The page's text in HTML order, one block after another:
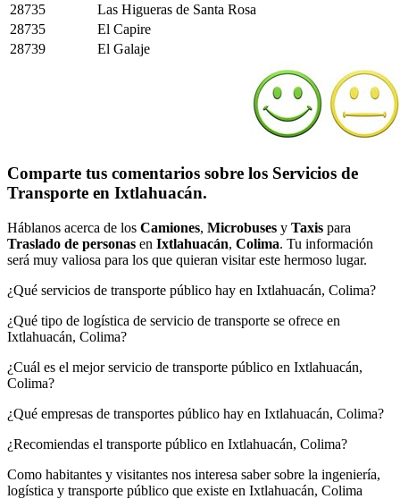
28735
Las Higueras de Santa Rosa
28735
El Capire
28739
El Galaje
Comparte tus comentarios sobre los Servicios de
Transporte en Ixtlahuacán.
Háblanos acerca de los Camiones, Microbuses y Taxis para
Traslado de personas en Ixtlahuacán, Colima. Tu información
será muy valiosa para los que quieran visitar este hermoso lugar.
¿Qué servicios de transporte público hay en Ixtlahuacán, Colima?
¿Qué tipo de logística de servicio de transporte se ofrece en
Ixtlahuacán, Colima?
¿Cuál es el mejor servicio de transporte público en Ixtlahuacán,
Colima?
¿Qué empresas de transportes público hay en Ixtlahuacán, Colima?
¿Recomiendas el transporte público en Ixtlahuacán, Colima?
Como habitantes y visitantes nos interesa saber sobre la ingeniería,
logística y transporte público que existe en Ixtlahuacán, Colima